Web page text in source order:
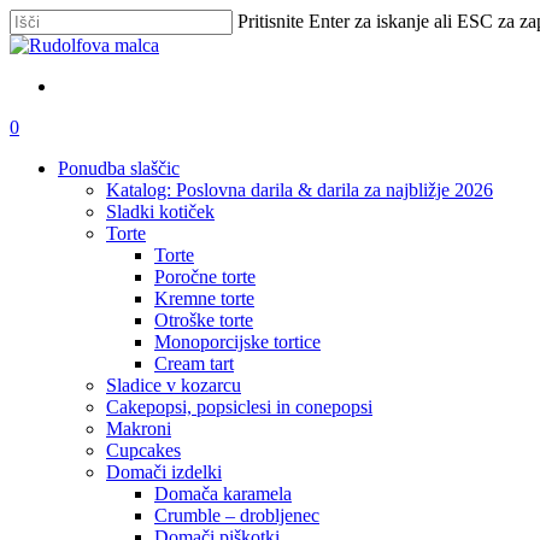
Skip
to
content
Pritisnite Enter za iskanje ali ESC za
Zapri
išči
account
0
Ponudba slaščic
Katalog: Poslovna darila & darila za najbližje 2026
Sladki kotiček
Torte
Torte
Poročne torte
Kremne torte
Otroške torte
Monoporcijske tortice
Cream tart
Sladice v kozarcu
Cakepopsi, popsiclesi in conepopsi
Makroni
Cupcakes
Domači izdelki
Domača karamela
Crumble – drobljenec